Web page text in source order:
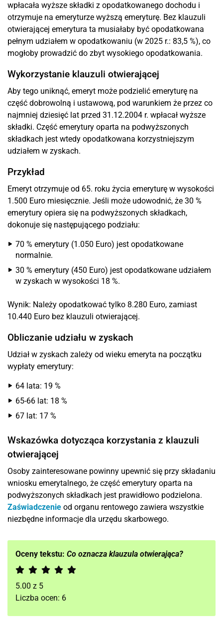
wpłacała wyższe składki z opodatkowanego dochodu i
otrzymuje na emeryturze wyższą emeryturę. Bez klauzuli
otwierającej emerytura ta musiałaby być opodatkowana
pełnym udziałem w opodatkowaniu (w 2025 r.: 83,5 %), co
mogłoby prowadzić do zbyt wysokiego opodatkowania.
Wykorzystanie klauzuli otwierającej
Aby tego uniknąć, emeryt może podzielić emeryturę na
część dobrowolną i ustawową, pod warunkiem że przez co
najmniej dziesięć lat przed 31.12.2004 r. wpłacał wyższe
składki. Część emerytury oparta na podwyższonych
składkach jest wtedy opodatkowana korzystniejszym
udziałem w zyskach.
Przykład
Emeryt otrzymuje od 65. roku życia emeryturę w wysokości
1.500 Euro miesięcznie. Jeśli może udowodnić, że 30 %
emerytury opiera się na podwyższonych składkach,
dokonuje się następującego podziału:
70 % emerytury (1.050 Euro) jest opodatkowane
normalnie.
30 % emerytury (450 Euro) jest opodatkowane udziałem
w zyskach w wysokości 18 %.
Wynik: Należy opodatkować tylko 8.280 Euro, zamiast
10.440 Euro bez klauzuli otwierającej.
Obliczanie udziału w zyskach
Udział w zyskach zależy od wieku emeryta na początku
wypłaty emerytury:
64 lata: 19 %
65-66 lat: 18 %
67 lat: 17 %
Wskazówka dotycząca korzystania z klauzuli
otwierającej
Osoby zainteresowane powinny upewnić się przy składaniu
wniosku emerytalnego, że część emerytury oparta na
podwyższonych składkach jest prawidłowo podzielona.
Zaświadczenie od organu rentowego zawiera wszystkie
niezbędne informacje dla urzędu skarbowego.
Oceny tekstu: Co oznacza klauzula otwierająca?
5.00 z 5
Liczba ocen: 6